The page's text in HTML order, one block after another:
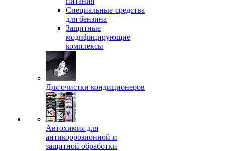
Специальные срeдства
для бензина
Защитные
модифицирующие
комплексы
Для очистки кондиционеров
Автохимия для
антикоррозионной и
защитной обработки